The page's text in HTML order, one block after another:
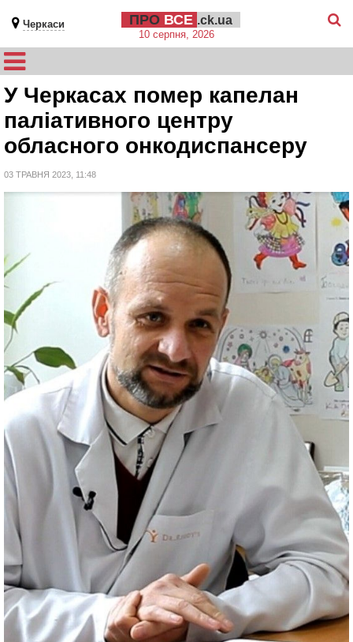
Черкаси ПРО ВСЕ .ck.ua
10 серпня, 2026
У Черкасах помер капелан
паліативного центру
обласного онкодиспансеру
03 ТРАВНЯ 2023, 11:48